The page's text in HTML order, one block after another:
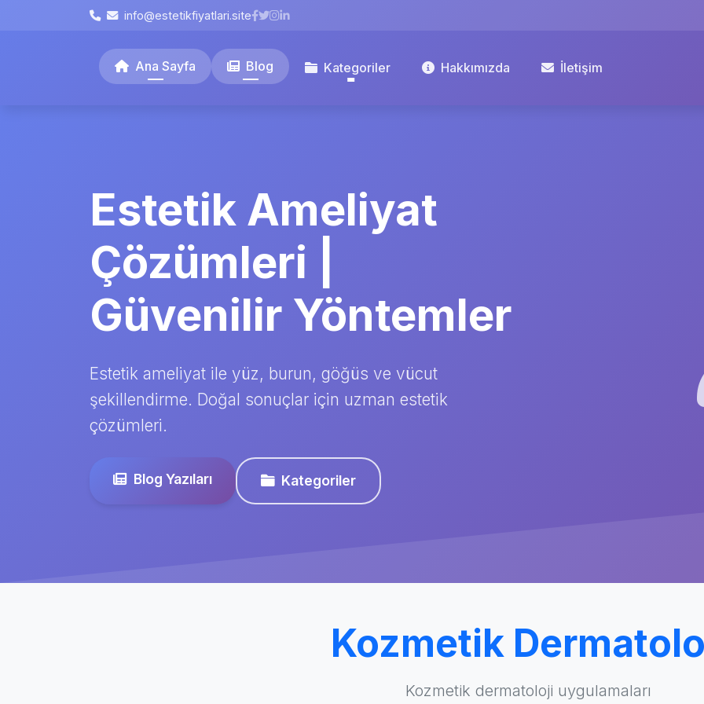
info@estetikfiyatlari.site
Ana Sayfa Blog Kategoriler Hakkımızda İletişim
Estetik Ameliyat
Çözümleri |
Güvenilir Yöntemler
Estetik ameliyat ile yüz, burun, göğüs ve vücut
şekillendirme. Doğal sonuçlar için uzman estetik
çözümleri.
Blog Yazıları Kategoriler
Kozmetik
Kozmetik dermatoloji uygulamaları